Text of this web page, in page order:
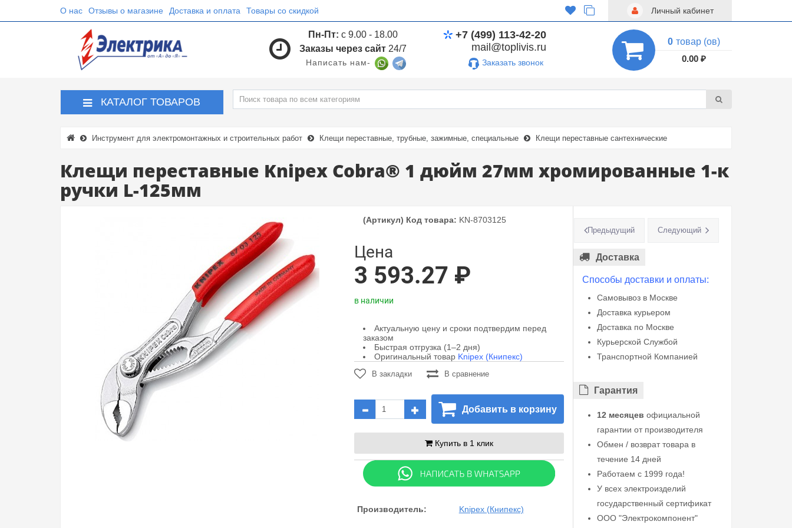
О нас Отзывы о магазине Доставка и оплата Товары со скидкой Личный кабинет
Пн-Пт: с 9.00 - 18.00
Заказы через сайт 24/7
Написать нам-
+7 (499) 113-42-20
mail@toplivis.ru
Заказать звонок
0 товар (ов)
0.00 ₽
КАТАЛОГ ТОВАРОВ
Инструмент для электромонтажных и строительных работ Клещи переставные, трубные, зажимные, специальные Клещи переставные сантехнические
Клещи переставные Knipex Cobra® 1 дюйм 27мм хромированные 1-к
ручки L-125мм
(Артикул) Код товара: KN-8703125
Цена
3 593.27 ₽
в наличии
Актуальную цену и сроки подтвердим перед
заказом
Быстрая отгрузка (1–2 дня)
Оригинальный товар Knipex (Книпекс)
В закладки В сравнение
Добавить в корзину
Купить в 1 клик
Производитель: Knipex (Книпекс)
Предыдущий Следующий
Доставка
Способы доставки и оплаты:
Самовывоз в Москве
Доставка курьером
Доставка по Москве
Курьерской Службой
Транспортной Компанией
Гарантия
12 месяцев официальной
гарантии от производителя
Обмен / возврат товара в
течение 14 дней
Работаем с 1999 года!
У всех электроизделий
государственный сертификат
ООО "Электрокомпонент"